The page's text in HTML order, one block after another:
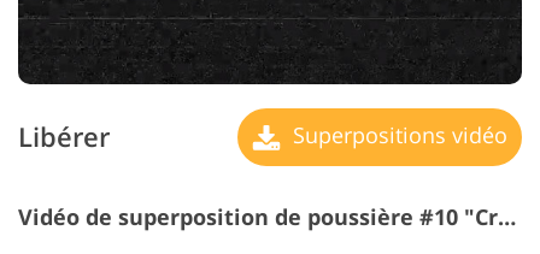
Libérer Superpositions vidéo
Vidéo de superposition de poussière #10 "Crimson"